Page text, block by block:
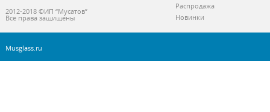
2012-2018 ©ИП “Мусатов”
Все права защищены
Распродажа
Новинки
Musglass.ru